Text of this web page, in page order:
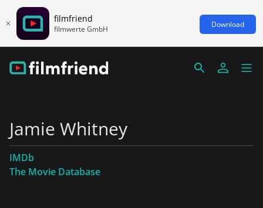
filmfriend
filmwerte GmbH Download
Jamie Whitney
IMDb
The Movie Database